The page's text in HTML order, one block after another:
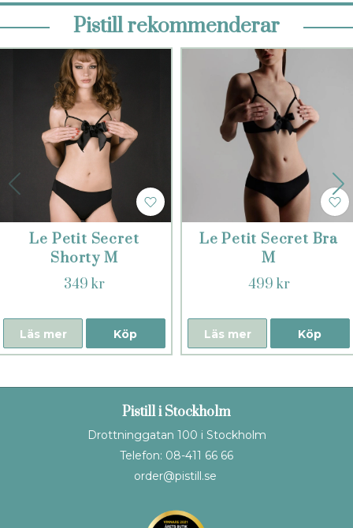
Pistill rekommenderar
Le Petit Secret
Shorty M
349 kr
Köp
Läs mer
Le Petit Secret Bra
M
499 kr
Köp
Läs mer
Pistill i Stockholm
Drottninggatan 100 i Stockholm
Telefon: 08-411 66 66
order@pistill.se